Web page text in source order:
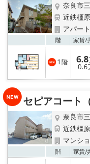
リフォーム のことなら
オーナー様へ
住宅型有料老人 Ｆｌ
店舗情報·アクセス
会社概要
メールでお問い合わせ
奈良市
近鉄橿
アパー
階 家賃/
1 階 6.8
0.6
セピアコート
奈良市
近鉄橿
マンシ
階 家賃/